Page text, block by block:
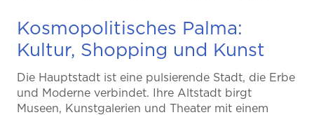
Kosmopolitisches Palma:
Kultur, Shopping und Kunst
Die Hauptstadt ist eine pulsierende Stadt, die Erbe
und Moderne verbindet. Ihre Altstadt birgt
Museen, Kunstgalerien und Theater mit einem